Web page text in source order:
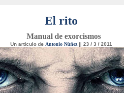
El rito
Manual de exorcismos
Un artículo de Antonio Núñez|| 23 / 3 / 2011